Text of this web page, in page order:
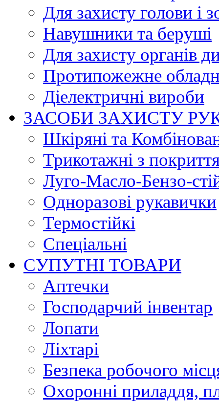
Для захисту голови і
Навушники та беруші
Для захисту органів
Протипожежне
Діелектричні вироби
ЗАСОБИ ЗАХИСТУ
Шкіряні та
Трикотажні з
Луго-Масло-Бензо-
Одноразові рукавички
Термостійкі
Спеціальні
СУПУТНІ ТОВАРИ
Аптечки
Господарчий інвентар
Лопати
Ліхтарі
Безпека робочого
Охоронні приладдя,